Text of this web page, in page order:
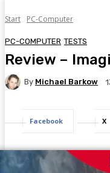
Start PC-Computer
PC-COMPUTER TESTS
Review –
By Michael Barkow
Facebook X